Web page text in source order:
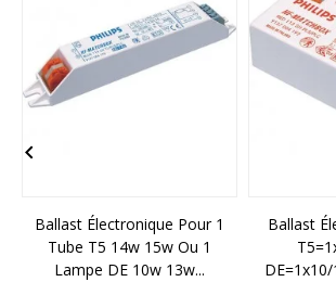
Ballast Électronique Pour 1
Tube T5 14w 15w Ou 1
Lampe DE 10w 13w...
Ballast
